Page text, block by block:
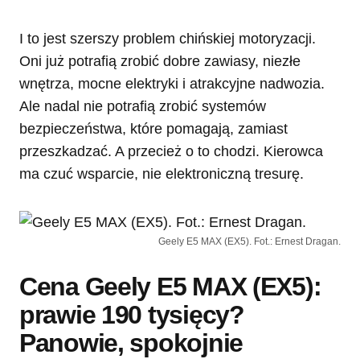
I to jest szerszy problem chińskiej motoryzacji.
Oni już potrafią zrobić dobre zawiasy, niezłe
wnętrza, mocne elektryki i atrakcyjne nadwozia.
Ale nadal nie potrafią zrobić systemów
bezpieczeństwa, które pomagają, zamiast
przeszkadzać. A przecież o to chodzi. Kierowca
ma czuć wsparcie, nie elektroniczną tresurę.
Geely E5 MAX (EX5). Fot.: Ernest Dragan.
Cena Geely E5 MAX (EX5):
prawie 190 tysięcy?
Panowie, spokojnie